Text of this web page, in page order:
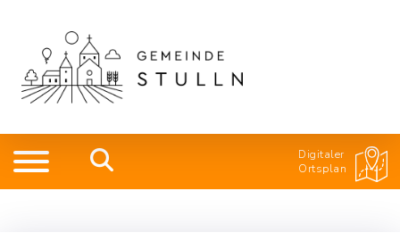
Digitaler
Ortsplan